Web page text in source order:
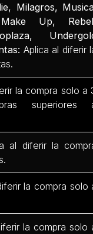
Milagros,
Up,
Aplica al diferir
la compra solo a
superiores
al diferir la
la compra solo
la compra solo